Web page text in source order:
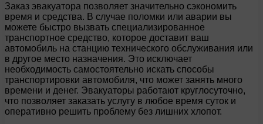
Заказ эвакуатора позволяет значительно сэкономить
время и средства. В случае поломки или аварии вы
можете быстро вызвать специализированное
транспортное средство, которое доставит ваш
автомобиль на станцию технического обслуживания или
в другое место назначения. Это исключает
необходимость самостоятельно искать способы
транспортировки автомобиля, что может занять много
времени и денег. Эвакуаторы работают круглосуточно,
что позволяет заказать услугу в любое время суток и
оперативно решить проблему без лишних хлопот.